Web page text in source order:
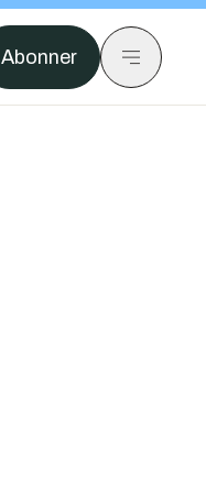
Abonner